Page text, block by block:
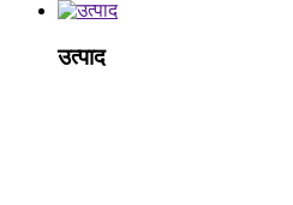
उत्पाद